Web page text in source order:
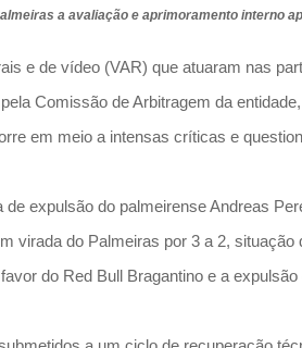
a avaliação e aprimoramento interno
e de vídeo (VAR) que atuaram nas
Comissão de Arbitragem da
em meio a intensas críticas e
expulsão do palmeirense Andreas
virada do Palmeiras por 3 a 2,
do Red Bull Bragantino e a